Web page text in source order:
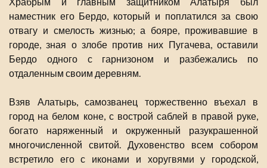
наместник его Бердо, который и поплатился за свою
отвагу и смелость жизнью; а бояре, проживавшие в
городе, зная о злобе против них Пугачева, оставили
Бердо одного с гарнизоном и разбежались по
отдаленным своим деревням.
Взяв Алатырь, самозванец торжественно въехал в
город на белом коне, с вострой саблей в правой руке,
богато наряженный и окруженный разукрашенной
многочисленной свитой. Духовенство всем собором
встретило его с иконами и хоругвями у городской,